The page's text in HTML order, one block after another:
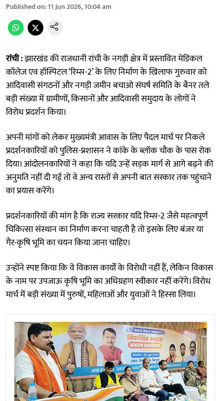
Published on:11 Jun 2026, 10:04 am
रांची :झारखंड की राजधानी रांची के नगड़ी क्षेत्र में प्रस्तावित मेडिकल
कॉलेज एव हॉस्पिटल ‘रिम्स-2’ के लिए निर्माण के खिलाफ गुरुवार को
आदिवासी संगठनों और नगड़ी जमीन बचाओ संघर्ष समिति के बैनर तले
बड़ी संख्या में ग्रामीणों, किसानों और आदिवासी समुदाय के लोगों ने
विरोध प्रदर्शन किया।
अपनी मांगों को लेकर मुख्यमंत्री आवास के लिए पैदल मार्च पर निकले
प्रदर्शनकारियों को पुलिस-प्रशासन ने कांके के ब्लॉक चौक के पास रोक
दिया। आंदोलनकारियों ने कहा कि यदि उन्हें सड़क मार्ग से आगे बढ़ने की
अनुमति नहीं दी गई तो वे अन्य रास्तों से अपनी बात सरकार तक पहुंचाने
का प्रयास करेंगे।
प्रदर्शनकारियों की मांग है कि राज्य सरकार यदि रिम्स-2 जैसे महत्वपूर्ण
चिकित्सा संस्थान का निर्माण करना चाहती है तो इसके लिए बंजर या
गैर-कृषि भूमि का चयन किया जाना चाहिए।
उन्होंने स्पष्ट किया कि वे विकास कार्यों के विरोधी नहीं हैं, लेकिन विकास
के नाम पर उपजाऊ कृषि भूमि का अधिग्रहण स्वीकार नहीं करेंगे। विरोध
मार्च में बड़ी संख्या में पुरुषों, महिलाओं और युवाओं ने हिस्सा लिया।